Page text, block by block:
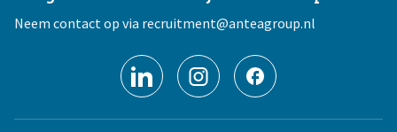
Neem contact op via recruitment@anteagroup.nl